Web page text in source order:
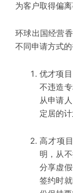
为客户取得偏离
环球出国经营
不同申请方式
优才项
不违造
从申请
定居的计
高才项
明，从
分享虚
签约时